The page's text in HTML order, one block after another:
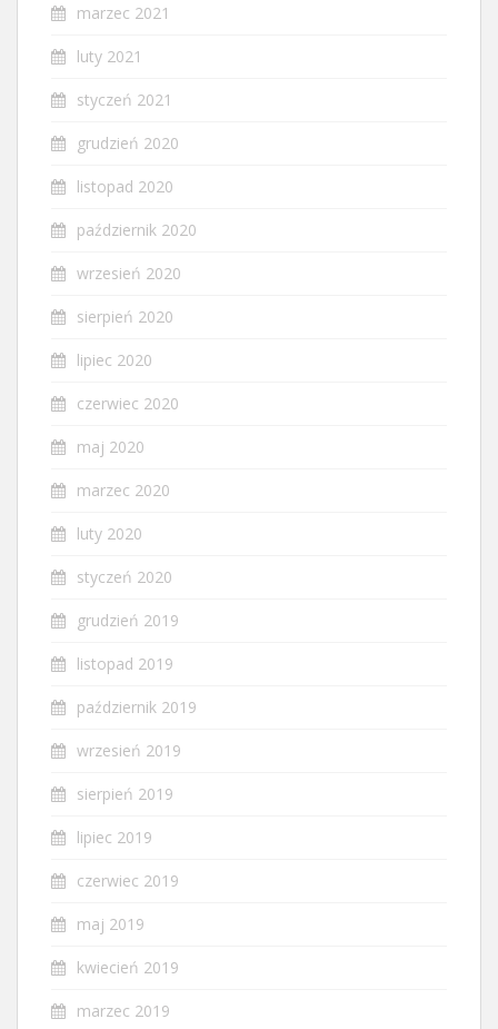
marzec 2021
luty 2021
styczeń 2021
grudzień 2020
listopad 2020
październik 2020
wrzesień 2020
sierpień 2020
lipiec 2020
czerwiec 2020
maj 2020
marzec 2020
luty 2020
styczeń 2020
grudzień 2019
listopad 2019
październik 2019
wrzesień 2019
sierpień 2019
lipiec 2019
czerwiec 2019
maj 2019
kwiecień 2019
marzec 2019